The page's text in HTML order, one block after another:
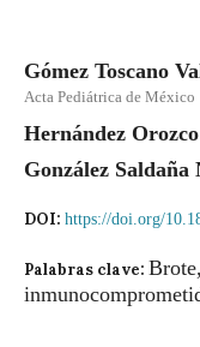
Gómez Toscano
Acta Pediátrica de México
Hernández
González Saldaña
DOI: https://doi.org/
Palabras clave: